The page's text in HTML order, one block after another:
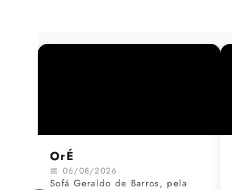
OrÉ
📅 06/08/2026
Sofá Geraldo de Barros, pela